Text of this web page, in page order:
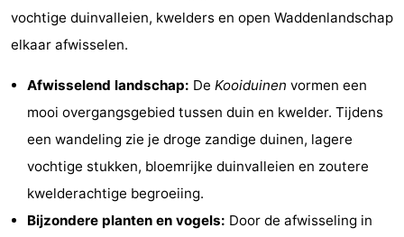
Vakantiehuizen
-
Boomhiemke
Landal
Ameland
Last
minutes
Strand
Zien
vochtige duinvalleien, kwelders en open Waddenlandschap
elkaar afwisselen.
Afwisselend landschap: De Kooiduinen vormen een
mooi overgangsgebied tussen duin en kwelder. Tijdens
een wandeling zie je droge zandige duinen, lagere
vochtige stukken, bloemrijke duinvalleien en zoutere
kwelderachtige begroeiing.
Bijzondere planten en vogels: Door de afwisseling in